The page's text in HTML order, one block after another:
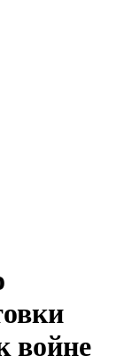
войне